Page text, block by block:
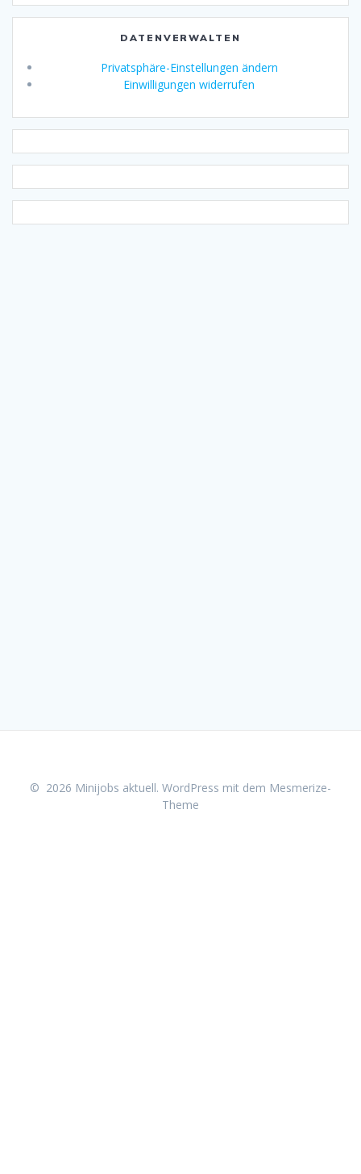
DATENVERWALTEN
Privatsphäre-Einstellungen ändern
Einwilligungen widerrufen
© 2026 Minijobs aktuell. WordPress mit dem Mesmerize-
Theme